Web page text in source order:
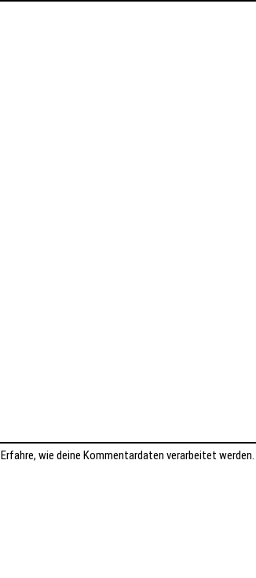
Erfahre, wie deine Kommentardaten verarbeitet werden.